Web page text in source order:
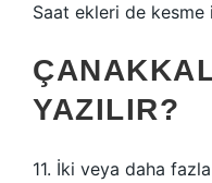
Saat ekleri de kesme
YAZILIR?
11. İki veya daha